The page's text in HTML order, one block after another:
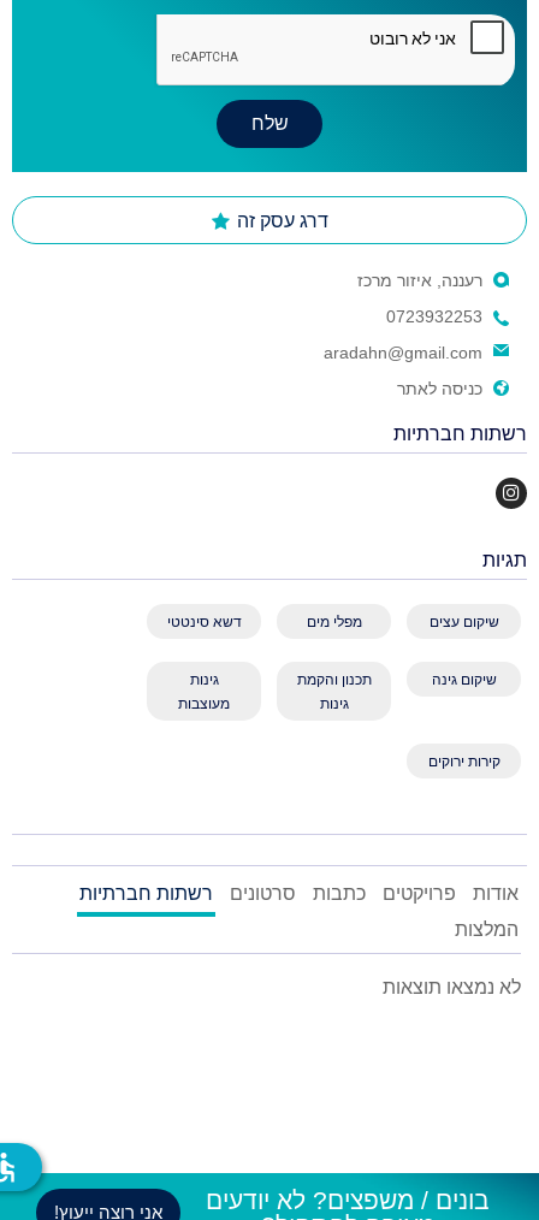
דרג עסק זה
רעננה, איזור מרכז
0723932253
aradahn@gmail.com
כניסה לאתר
רשתות חברתיות
תגיות
שיקום עצים מפלי מים דשא סינטטי
שיקום גינה
תכנון והקמת
גינות
גינות
מעוצבות
קירות ירוקים
אודות פרויקטים כתבות סרטונים
רשתות חברתיות
המלצות
לא נמצאו תוצאות
בונים / משפצים? לא יודעים
אני רוצה ייעוץ!